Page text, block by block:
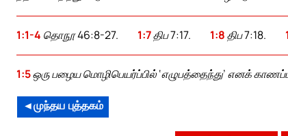
1:1-4 தொநூ 46:8-27. 1:7திப 7:17. 1:8திப 7:18.
1:5ஒரு பழைய மொழிபெயர்ப்பில் ‘எழுபத்தைந்து’ எனக்
◄முந்தய புத்தகம்